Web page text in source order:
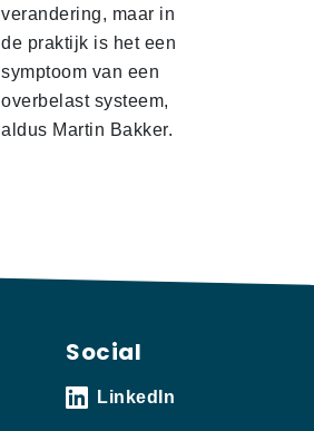
verandering, maar in
de praktijk is het een
symptoom van een
overbelast systeem,
aldus Martin Bakker.
Social
LinkedIn